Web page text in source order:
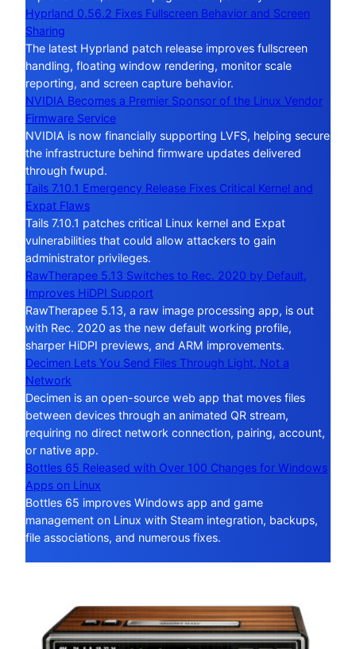
Hyprland 0.56.2 Fixes Fullscreen Behavior and Screen
Sharing
The latest Hyprland patch release improves fullscreen
handling, floating window rendering, monitor scale
reporting, and screen capture behavior.
NVIDIA Becomes a Premier Sponsor of the Linux Vendor
Firmware Service
NVIDIA is now financially supporting LVFS, helping secure
the infrastructure behind firmware updates delivered
through fwupd.
Tails 7.10.1 Emergency Release Fixes Critical Kernel and
Expat Flaws
Tails 7.10.1 patches critical Linux kernel and Expat
vulnerabilities that could allow attackers to gain
administrator privileges.
RawTherapee 5.13 Switches to Rec. 2020 by Default,
Improves HiDPI Support
RawTherapee 5.13, a raw image processing app, is out
with Rec. 2020 as the new default working profile,
sharper HiDPI previews, and ARM improvements.
Decimen Lets You Send Files Through Light, Not a
Network
Decimen is an open-source web app that moves files
between devices through an animated QR stream,
requiring no direct network connection, pairing, account,
or native app.
Bottles 65 Released with Over 100 Changes for Windows
Apps on Linux
Bottles 65 improves Windows app and game
management on Linux with Steam integration, backups,
file associations, and numerous fixes.